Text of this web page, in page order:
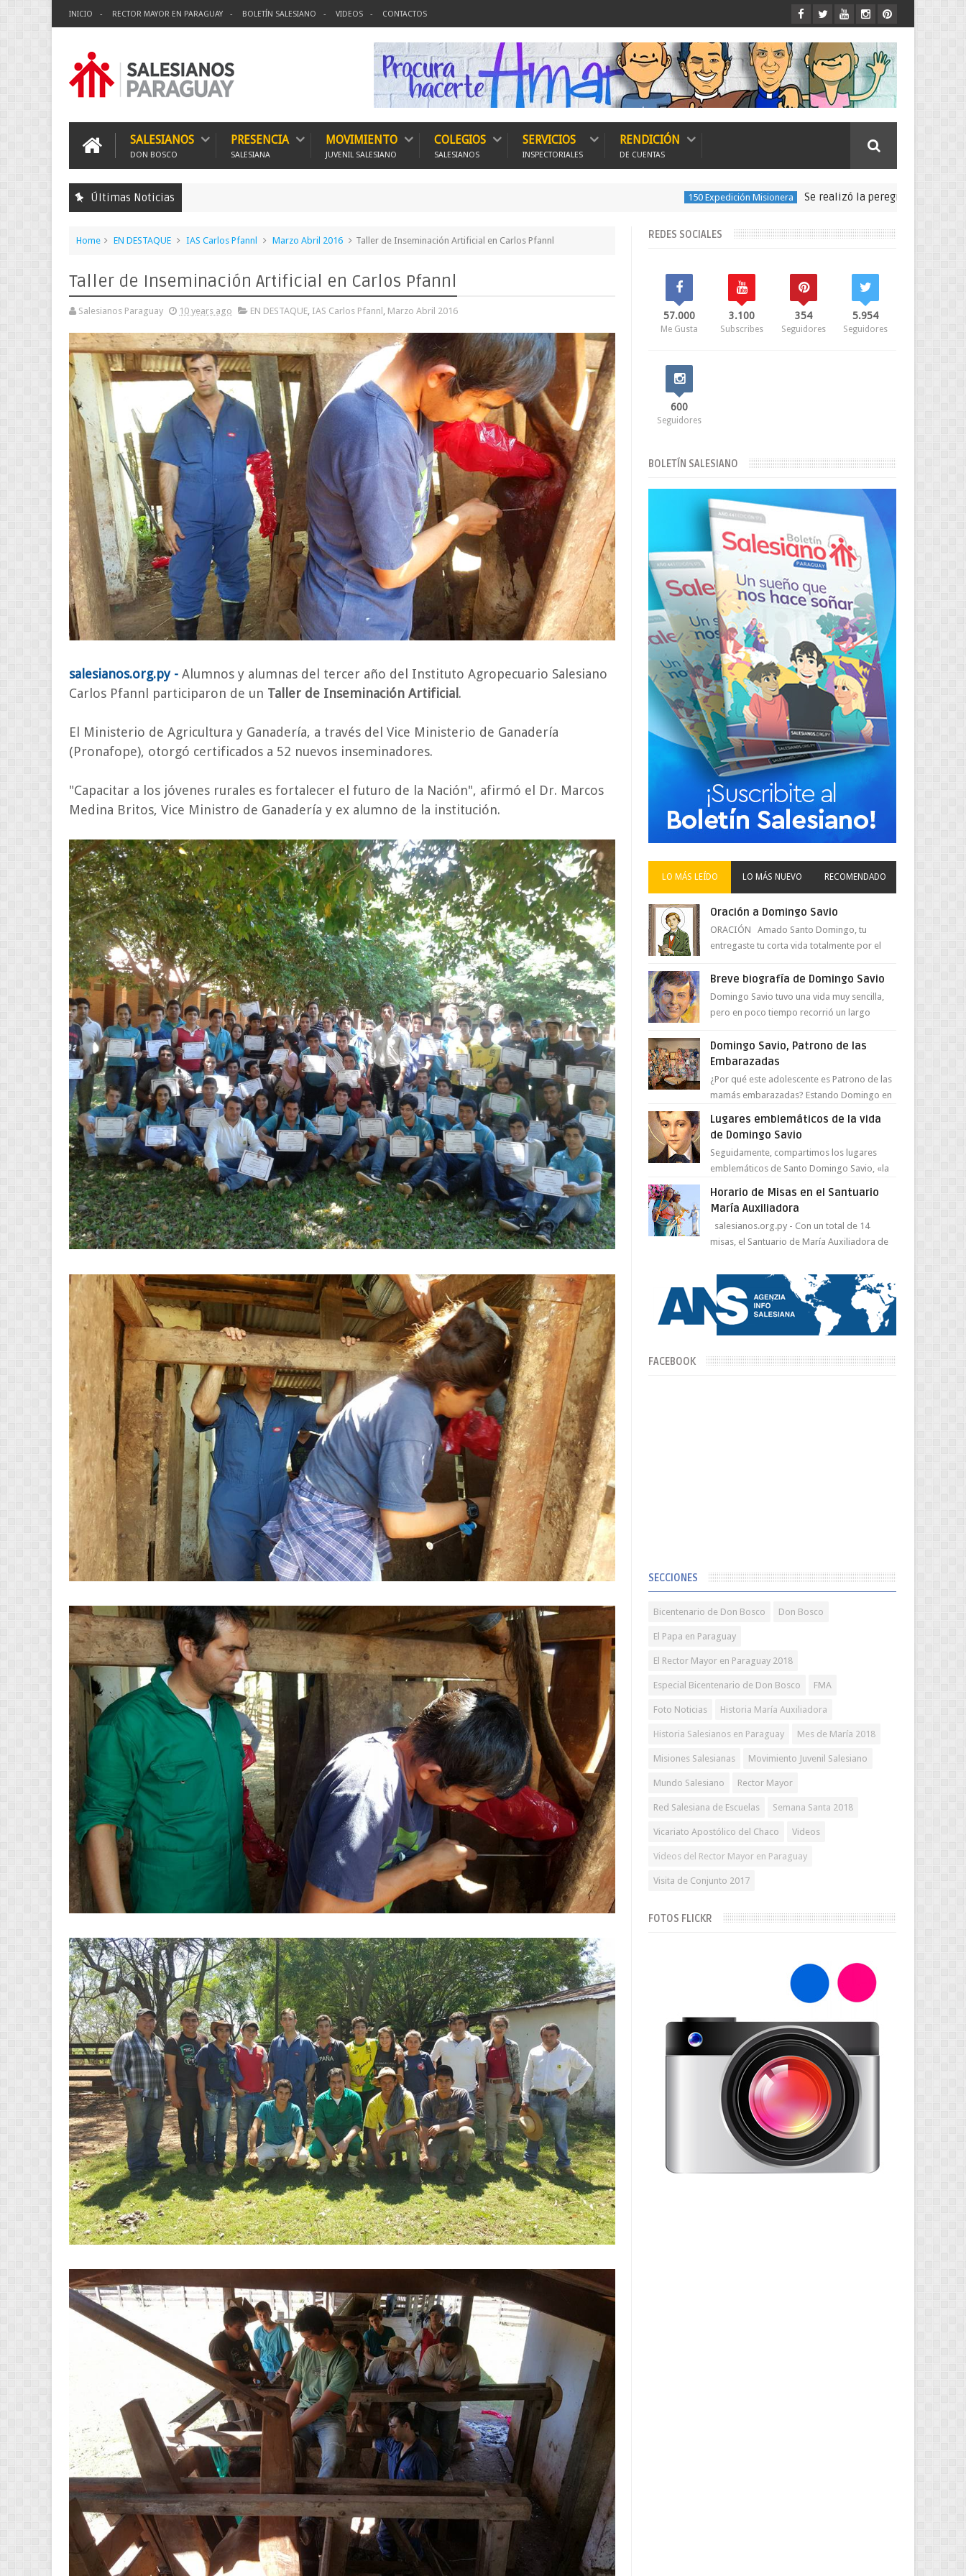
INICIO RECTOR MAYOR EN PARAGUAY BOLETÍN SALESIANO VIDEOS CONTACTOS
SALESIANOS
DON BOSCO
PRESENCIA
SALESIANA
MOVIMIENTO
JUVENIL SALESIANO
COLEGIOS
SALESIANOS
SERVICIOS
INSPECTORIALES
RENDICIÓN
DE CUENTAS
Últimas Noticias 150 Expedición Misionera Se realizó la peregrinación para seguir las
Home EN DESTAQUE IAS Carlos Pfannl Marzo Abril 2016 Taller de Inseminación Artificial en Carlos Pfannl
Taller de Inseminación Artificial en Carlos Pfannl
Salesianos Paraguay 10 years ago EN DESTAQUE, IAS Carlos Pfannl , Marzo Abril 2016
salesianos.org.py - Alumnos y alumnas del tercer año del Instituto Agropecuario Salesiano
Carlos Pfannl participaron de un Taller de Inseminación Artificial.
El Ministerio de Agricultura y Ganadería, a través del Vice Ministerio de Ganadería
(Pronafope), otorgó certificados a 52 nuevos inseminadores.
"Capacitar a los jóvenes rurales es fortalecer el futuro de la Nación", afirmó el Dr. Marcos
Medina Britos, Vice Ministro de Ganadería y ex alumno de la institución.
REDES SOCIALES
57.000
Me Gusta
3.100
Subscribes
354
Seguidores
5.954
Seguidores
600
Seguidores
BOLETÍN SALESIANO
LO MÁS LEÍDO LO MÁS NUEVO RECOMENDADO
Oración a Domingo Savio
ORACIÓN Amado Santo Domingo, tu
entregaste tu corta vida totalmente por el
juventud para ...
Breve biografía de Domingo Savio
Domingo Savio tuvo una vida muy sencilla,
pero en poco tiempo recorrió un largo
Espíritu Santo y fr...
Domingo Savio, Patrono de las
Embarazadas
¿Por qué este adolescente es Patrono de las
mamás embarazadas? Estando Domingo en
Bosco...
Lugares emblemáticos de la vida
de Domingo Savio
Seguidamente, compartimos los lugares
emblemáticos de Santo Domingo Savio, «la
Bosco». San Giovann...
Horario de Misas en el Santuario
María Auxiliadora
salesianos.org.py - Con un total de 14
misas, el Santuario de María Auxiliadora de
Santa Patr...
FACEBOOK
SECCIONES
Bicentenario de Don Bosco Don Bosco
El Papa en Paraguay
El Rector Mayor en Paraguay 2018
Especial Bicentenario de Don Bosco FMA
Foto Noticias Historia María Auxiliadora
Historia Salesianos en Paraguay Mes de María 2018
Misiones Salesianas Movimiento Juvenil Salesiano
Mundo Salesiano Rector Mayor
Red Salesiana de Escuelas Semana Santa 2018
Vicariato Apostólico del Chaco Videos
Videos del Rector Mayor en Paraguay
Visita de Conjunto 2017
FOTOS FLICKR